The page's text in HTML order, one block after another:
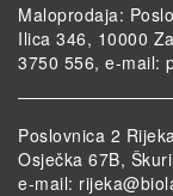
Maloprodaja:
Ilica 346, 10000
3750 556, e-mail:
Poslovnica 2 Rijeka
Osječka 67B,
e-mail: